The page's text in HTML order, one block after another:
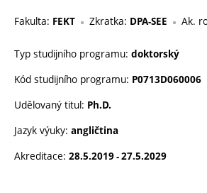
Fakulta: FEKT Zkratka: DPA-SEE Ak.
Typ studijního programu: doktorský
Kód studijního programu: P0713D060006
Udělovaný titul: Ph.D.
Jazyk výuky: angličtina
Akreditace: 28.5.2019 - 27.5.2029